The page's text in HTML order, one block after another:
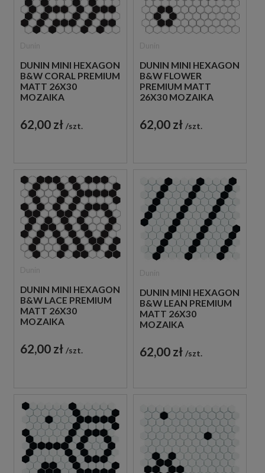
DUNIN MINI HEXAGON
B&W CORAL PREMIUM
MATT 26X30
MOZAIKA
62,00 zł szt.
DUNIN MINI HEXAGON
B&W FLOWER
PREMIUM MATT
26X30 MOZAIKA
62,00 zł szt.
DUNIN MINI HEXAGON
B&W LACE PREMIUM
MATT 26X30
MOZAIKA
62,00 zł szt.
DUNIN MINI HEXAGON
B&W LEAN PREMIUM
MATT 26X30
MOZAIKA
62,00 zł szt.